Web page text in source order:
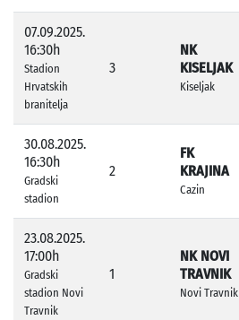
07.09.2025.
16:30h
Stadion
Hrvatskih
branitelja
3
NK
KISELJAK
Kiseljak
30.08.2025.
16:30h
Gradski
stadion
2
FK
KRAJINA
Cazin
23.08.2025.
17:00h
Gradski
stadion Novi
Travnik
1
NK NOVI
TRAVNIK
Novi Travnik